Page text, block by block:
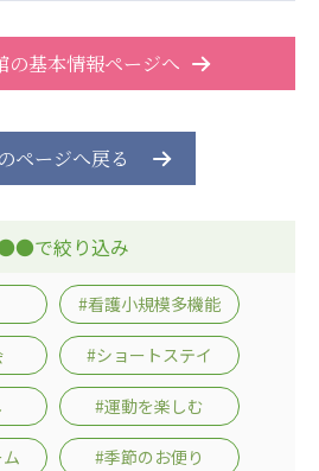
の基本情報ページへ
ページへ戻る
で絞り込み
#看護小規模多機能
#ショートステイ
#運動を楽しむ
#季節のお便り